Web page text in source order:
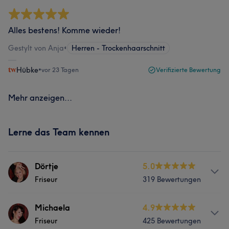
Alles bestens! Komme wieder!
Gestylt von Anja• Herren - Trockenhaarschnitt
Hübke•vor 23 Tagen Verifizierte Bewertung
Mehr anzeigen...
Lerne das Team kennen
Dörtje
Friseur
5.0
319 Bewertungen
Info
Inhaberin / Chefin/ Profi in “Farbe/Strähnen & Schnitt”
Michaela
Friseur
4.9
425 Bewertungen